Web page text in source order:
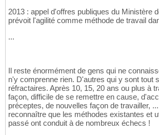
2013 : appel d'offres publiques du Ministère
prévoit l'agilité comme méthode de travail
...
Il reste énormément de gens qui ne
n'y comprenne rien. D'autres qui y sont tout
réfractaires. Après 10, 15, 20 ans ou plus à
façon, difficile de se remettre en cause,
préceptes, de nouvelles façon de travailler,
reconnaître que les méthodes existantes et
passé ont conduit à de nombreux échecs !